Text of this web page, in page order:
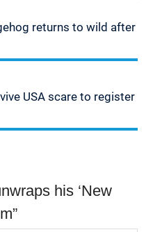
returns to wild after
USA scare to register
his ‘New